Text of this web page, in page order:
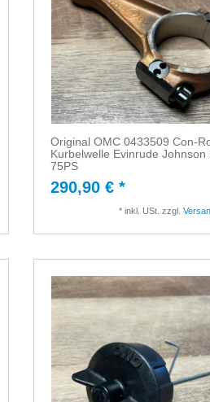
Original OMC 0433509 Con-
Kurbelwelle Evinrude Johnson
75PS
290,90 € *
* inkl. USt. zzgl.